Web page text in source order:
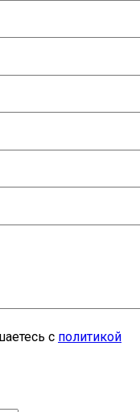
с политикой